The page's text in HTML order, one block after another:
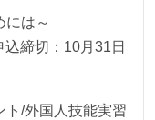
には～
締切：10月31日
ト/外国人技能実習